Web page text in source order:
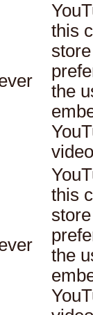
this
the
this
the